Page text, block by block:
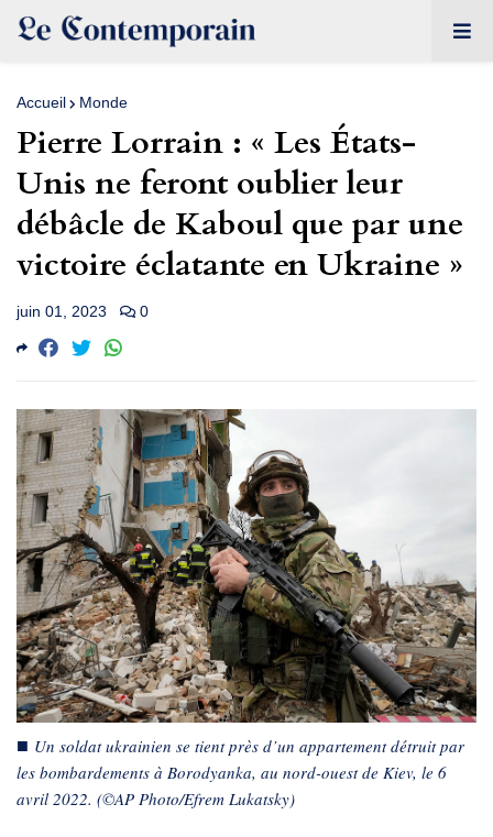
Accueil Monde
Pierre Lorrain : « Les États-
Unis ne feront oublier leur
débâcle de Kaboul que par une
victoire éclatante en Ukraine »
juin 01, 2023 0
■ Un soldat ukrainien se tient près d’un appartement détruit par
les bombardements à Borodyanka, au nord-ouest de Kiev, le 6
avril 2022. (©AP Photo/Efrem Lukatsky)